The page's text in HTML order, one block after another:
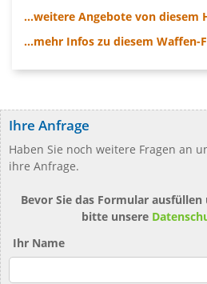
...weitere Angebote von diesem
...mehr Infos zu diesem Waffen-
Ihre Anfrage
Haben Sie noch weitere Fragen an
ihre Anfrage.
Bevor Sie das Formular ausfüllen
bitte unsere
Ihr Name